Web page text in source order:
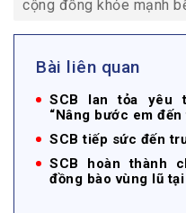
cộng đồng khỏe mạnh
Bài liên quan
SCB lan tỏa yêu
“Nâng bước em đến
SCB tiếp sức đến
SCB hoàn thành
đồng bào vùng lũ